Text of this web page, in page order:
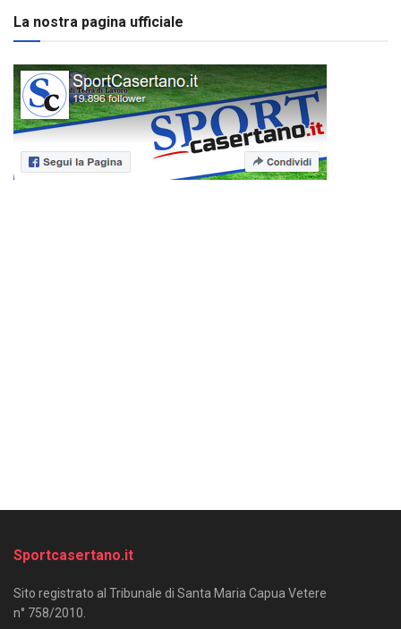
La nostra pagina ufficiale
Sportcasertano.it
Sito registrato al Tribunale di Santa Maria Capua Vetere
n° 758/2010.